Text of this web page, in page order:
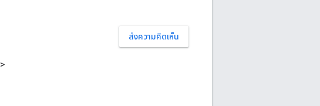
ส่งความคิดเห็น
>